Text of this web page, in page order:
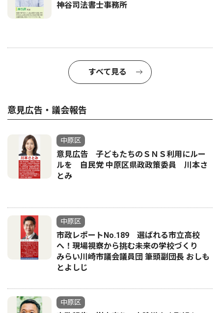
神谷司法書士事務所
すべて見る
意見広告・議会報告
中原区
意見広告 子どもたちのＳＮＳ利用にルー
ルを 自民党 中原区県政政策委員 川本さ
とみ
中原区
市政レポートNo.189 選ばれる市立高校
へ！現場視察から挑む未来の学校づくり
みらい川崎市議会議員団 筆頭副団長 おしも
とよしじ
中原区